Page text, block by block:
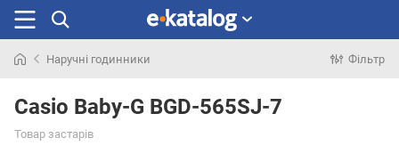
раніше
Наручні годинники Фільтр
Casio Baby-G BGD-565SJ-7
Товар застарів